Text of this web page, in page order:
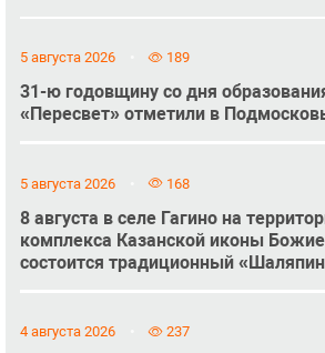
5 августа 2026 189
31-ю годовщину со дня
«Пересвет» отметили в
5 августа 2026 168
8 августа в селе Гагино на
комплекса Казанской иконы
состоится традиционный
4 августа 2026 237